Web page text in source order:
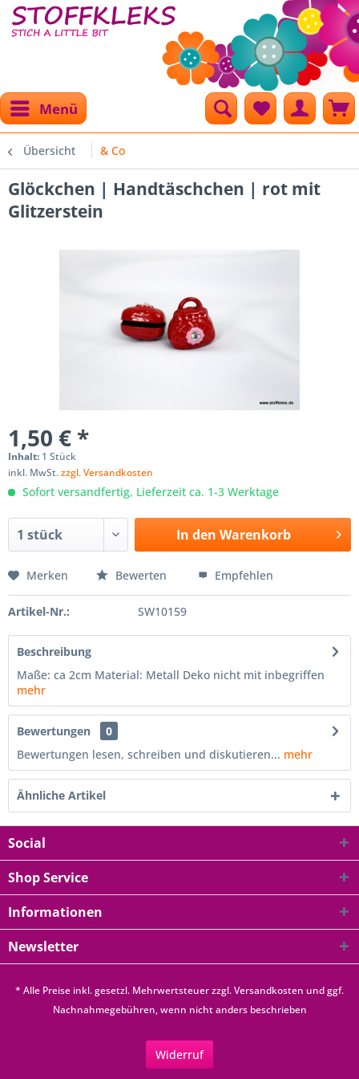
Menü
Übersicht & Co
Glöckchen | Handtäschchen | rot mit
Glitzerstein
1,50 € *
Inhalt: 1 Stück
inkl. MwSt.zzgl. Versandkosten
Sofort versandfertig, Lieferzeit ca. 1-3 Werktage
In den Warenkorb
Merken Bewerten Empfehlen
Artikel-Nr.: SW10159
Beschreibung
Maße: ca 2cm Material: Metall Deko nicht mit inbegriffen
mehr
Bewertungen
0
Bewertungen lesen, schreiben und diskutieren... mehr
Ähnliche Artikel
Social
Shop Service
Informationen
Newsletter
* Alle Preise inkl. gesetzl. Mehrwertsteuer zzgl.Versandkosten und ggf.
Nachnahmegebühren, wenn nicht anders beschrieben
Widerruf